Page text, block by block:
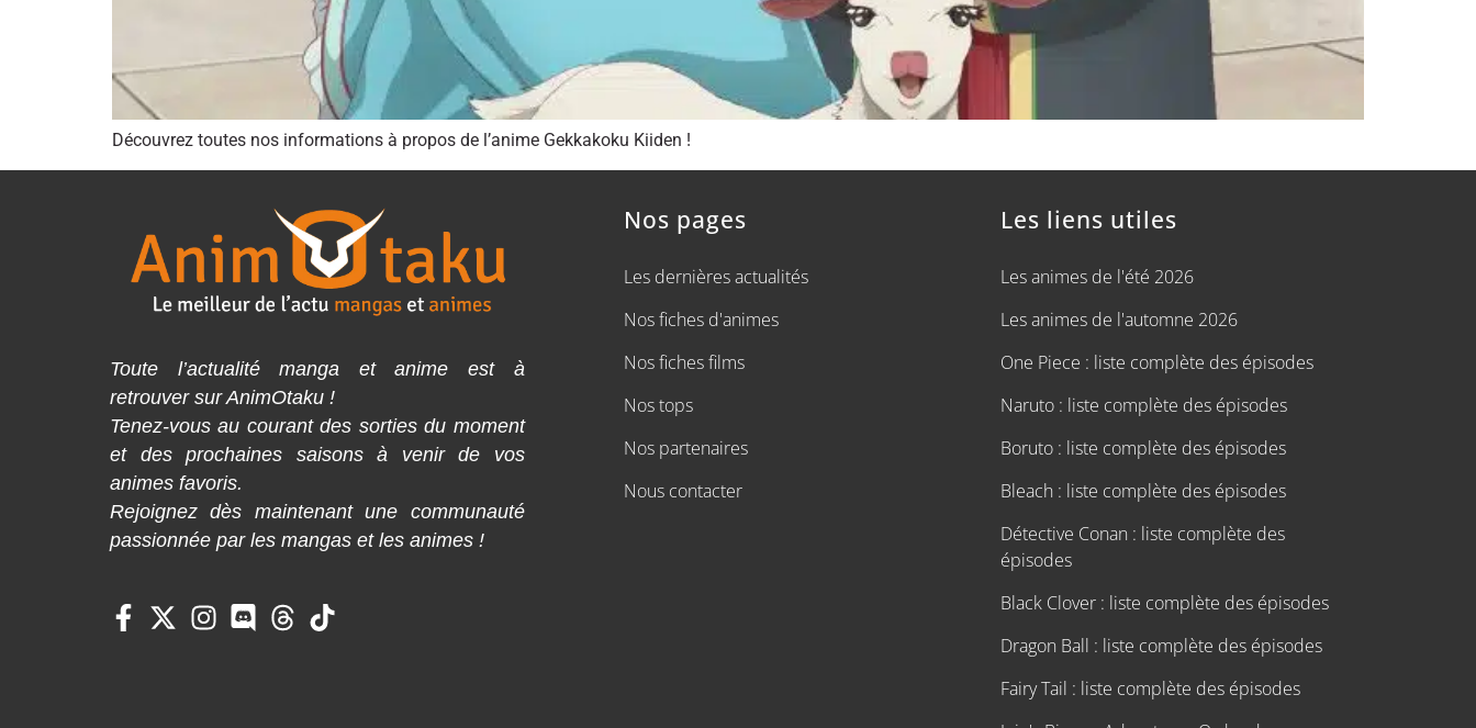
Découvrez toutes nos informations à propos de l’anime Gekkakoku Kiiden !
Toute l’actualité manga et anime est à
retrouver sur AnimOtaku !
Tenez-vous au courant des sorties du moment
et des prochaines saisons à venir de vos
animes favoris.
Rejoignez dès maintenant une communauté
passionnée par les mangas et les animes !
Nos pages
Les dernières actualités
Nos fiches d'animes
Nos fiches films
Nos tops
Nos partenaires
Nous contacter
Les liens utiles
Les animes de l'été 2026
Les animes de l'automne 2026
One Piece : liste complète des épisodes
Naruto : liste complète des épisodes
Boruto : liste complète des épisodes
Bleach : liste complète des épisodes
Détective Conan : liste complète des
épisodes
Black Clover : liste complète des épisodes
Dragon Ball : liste complète des épisodes
Fairy Tail : liste complète des épisodes